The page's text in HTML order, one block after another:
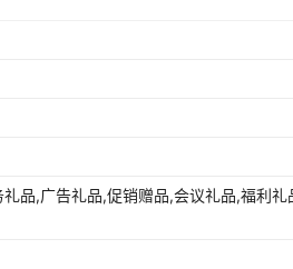
品,广告礼品,促销赠品,会议礼品,福利礼